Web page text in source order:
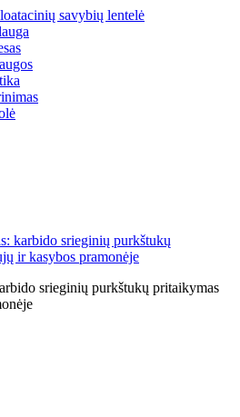
savybių lentelė
karbido srieginių purkštukų
ir kasybos pramonėje